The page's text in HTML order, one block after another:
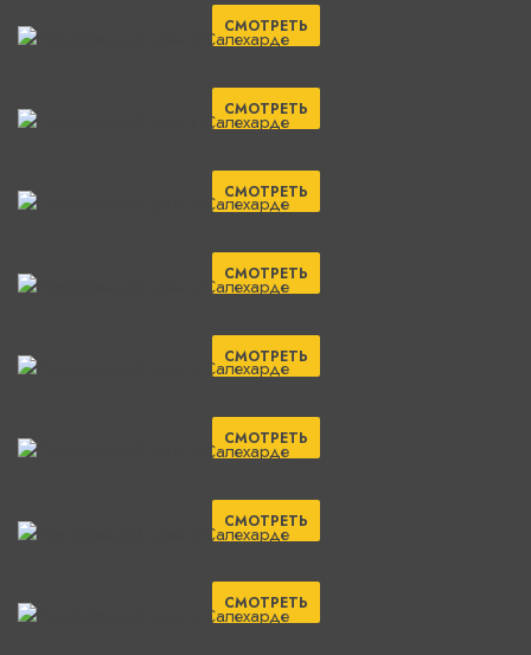
СМОТРЕТЬ
СМОТРЕТЬ
СМОТРЕТЬ
СМОТРЕТЬ
СМОТРЕТЬ
СМОТРЕТЬ
СМОТРЕТЬ
СМОТРЕТЬ